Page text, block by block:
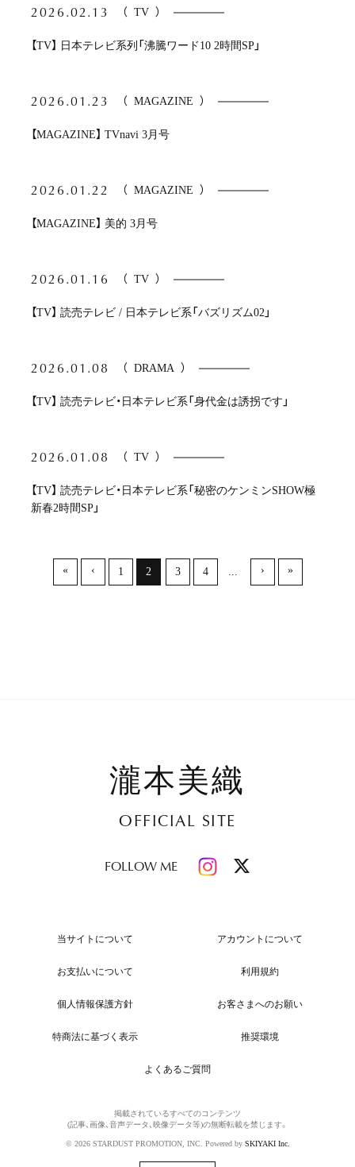
2026.02.13 （ TV ）
【TV】 日本テレビ系列「沸騰ワード10 2時間SP」
2026.01.23 （ MAGAZINE ）
【MAGAZINE】 TVnavi 3月号
2026.01.22 （ MAGAZINE ）
【MAGAZINE】 美的 3月号
2026.01.16 （ TV ）
【TV】 読売テレビ / 日本テレビ系「バズリズム02」
2026.01.08 （ DRAMA ）
【TV】 読売テレビ・日本テレビ系「身代金は誘拐です」
2026.01.08 （ TV ）
【TV】 読売テレビ・日本テレビ系「秘密のケンミンSHOW極
新春2時間SP」
« ‹ 1 2 3 4 ... › »
瀧本美織
OFFICIAL SITE
FOLLOW ME
当サイトについて アカウントについて
お支払いについて 利用規約
個人情報保護方針 お客さまへのお願い
特商法に基づく表示 推奨環境
よくあるご質問
掲載されているすべてのコンテンツ
(記事、画像、音声データ、映像データ等)の無断転載を禁じます。
© 2026 STARDUST PROMOTION, INC. Powered by SKIYAKI Inc.